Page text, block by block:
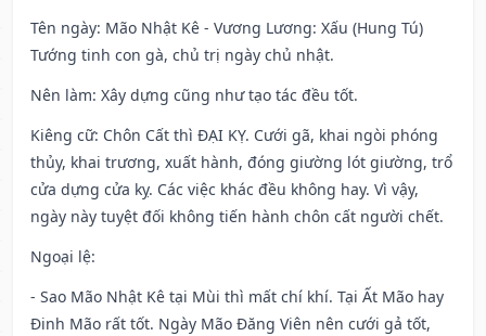
Tên ngày: Mão Nhật Kê - Vương Lương: Xấu (Hung Tú)
Tướng tinh con gà, chủ trị ngày chủ nhật.
Nên làm: Xây dựng cũng như tạo tác đều tốt.
Kiêng cữ: Chôn Cất thì ĐẠI KỴ. Cưới gã, khai ngòi phóng
thủy, khai trương, xuất hành, đóng giường lót giường, trổ
cửa dựng cửa kỵ. Các việc khác đều không hay. Vì vậy,
ngày này tuyệt đối không tiến hành chôn cất người chết.
Ngoại lệ:
- Sao Mão Nhật Kê tại Mùi thì mất chí khí. Tại Ất Mão hay
Đinh Mão rất tốt. Ngày Mão Đăng Viên nên cưới gả tốt,